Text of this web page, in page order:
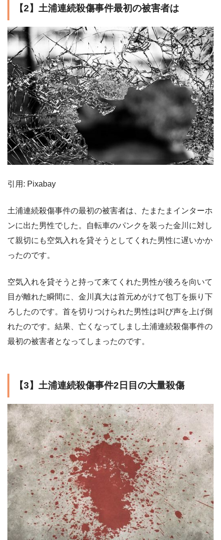
【2】土浦連続殺傷事件最初の被害者は
引用: Pixabay
土浦連続殺傷事件の最初の被害者は、たまたまインターホ
ンに出た男性でした。自転車のパンクを装った金川に対し
て親切にも空気入れを貸そうとしてくれた男性に遅いかか
ったのです。
空気入れを貸そうと持って来てくれた男性が後ろを向いて
目が離れた瞬間に、金川真大は首元めがけて包丁を振り下
ろしたのです。首を切りつけられた男性は叫び声を上げ倒
れたのです。結果、亡くなってしまし土浦連続殺傷事件の
最初の被害者となってしまったのです。
【3】土浦連続殺傷事件2日目の大量殺傷